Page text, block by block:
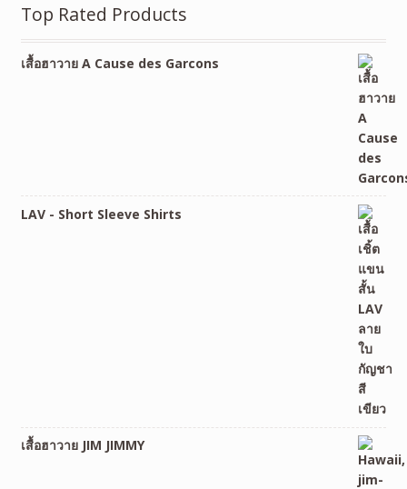
Top Rated Products
เสื้อฮาวาย A Cause des Garcons
LAV - Short Sleeve Shirts
เสื้อฮาวาย JIM JIMMY